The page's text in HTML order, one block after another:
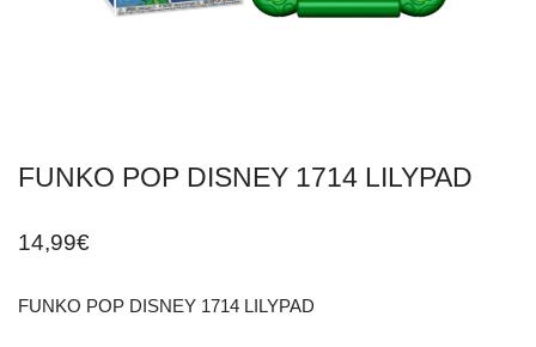
FUNKO POP DISNEY 1714 LILYPAD
14,99€
FUNKO POP DISNEY 1714 LILYPAD